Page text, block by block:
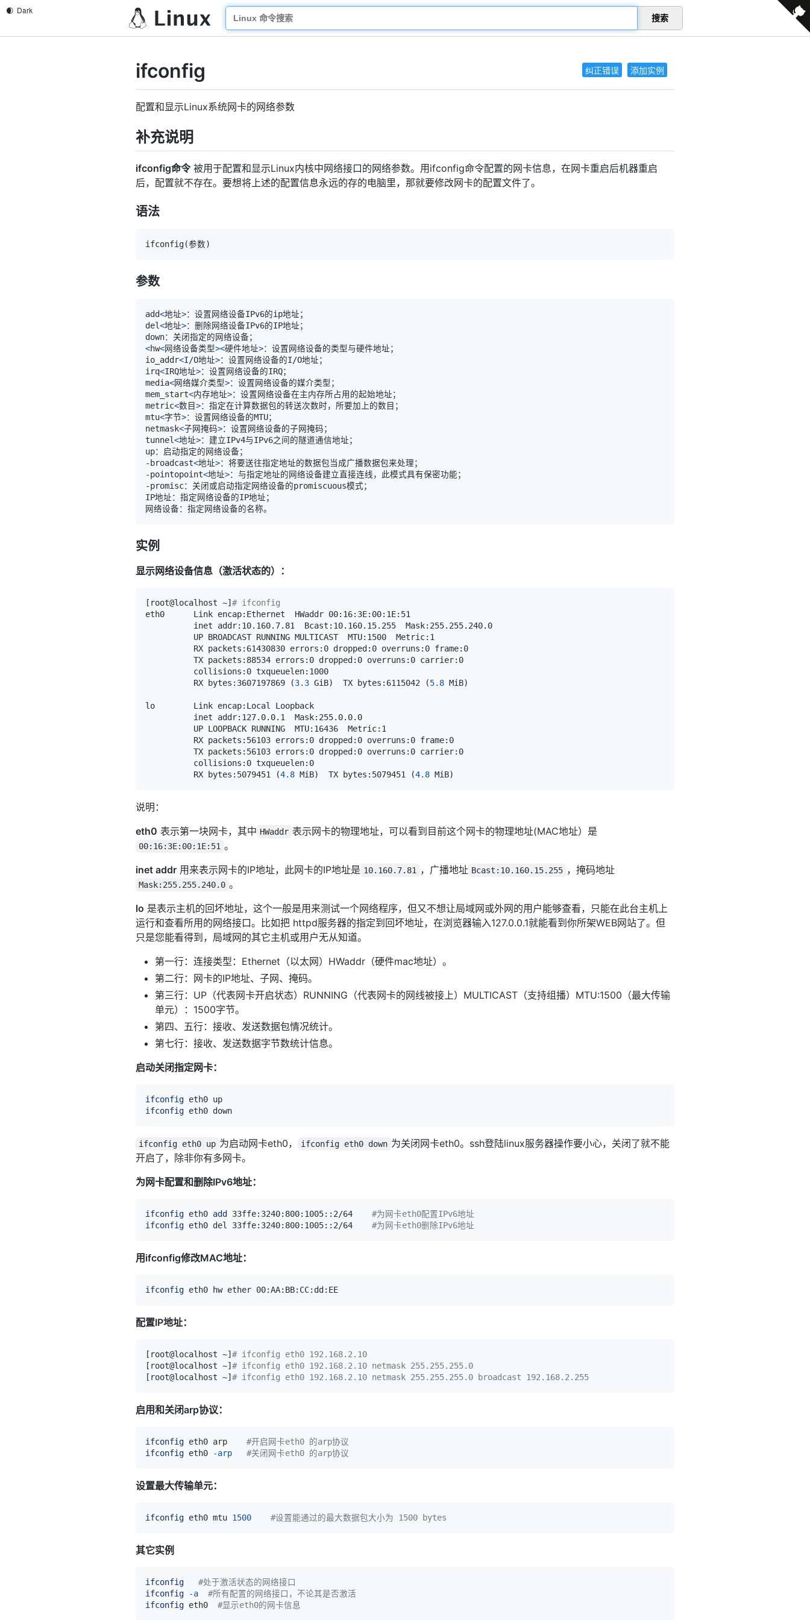
搜索
纠正错误 添加实例
ifconfig
配置和显示Linux系统网卡的网络参数
补充说明
ifconfig命令被用于配置和显示Linux内核中网络接口的网络参数。用ifconfig命令配置的网卡信息，在网卡重启后机器重启
后，配置就不存在。要想将上述的配置信息永远的存的电脑里，那就要修改网卡的配置文件了。
语法
ifconfig(参数)
参数
add<地址>
del<地址>
<hw<网络设备类型><硬件地址>
io_addr<I/O地址>
irq<IRQ地址>
media<网络媒介类型>
mem_start<内存地址>
metric<数目>
mtu<字节>
netmask<子网掩码>
tunnel<地址>
-broadcast<地址>
-pointopoint<地址>
实例
显示网络设备信息（激活状态的）：
[ root@localhost ~] # ifconfig
          RX bytes:3607197869
(3.3 GiB)
  TX bytes:6115042
(5.8 MiB)
          RX bytes:5079451
(4.8 MiB)
  TX bytes:5079451
(4.8 MiB)
说明：
eth0 表示第一块网卡，其中 HWaddr 表示网卡的物理地址，可以看到目前这个网卡的物理地址(MAC地址）是
00:16:3E:00:1E:51 。
inet addr 用来表示网卡的IP地址，此网卡的IP地址是 10.160.7.81 ，广播地址 Bcast:10.160.15.255 ，掩码地址
Mask:255.255.240.0 。
lo 是表示主机的回坏地址，这个一般是用来测试一个网络程序，但又不想让局域网或外网的用户能够查看，只能在此台主机上
运行和查看所用的网络接口。比如把 httpd服务器的指定到回坏地址，在浏览器输入127.0.0.1就能看到你所架WEB网站了。但
只是您能看得到，局域网的其它主机或用户无从知道。
第一行：连接类型：Ethernet（以太网）HWaddr（硬件mac地址）。
第二行：网卡的IP地址、子网、掩码。
第三行：UP（代表网卡开启状态）RUNNING（代表网卡的网线被接上）MULTICAST（支持组播）MTU:1500（最大传输
单元）：1500字节。
第四、五行：接收、发送数据包情况统计。
第七行：接收、发送数据字节数统计信息。
启动关闭指定网卡：
ifconfig
ifconfig
ifconfig eth0 up 为启动网卡eth0， ifconfig eth0 down 为关闭网卡eth0。ssh登陆linux服务器操作要小心，关闭了就不能
开启了，除非你有多网卡。
为网卡配置和删除IPv6地址：
ifconfig eth0 add 33ffe:3240:800:1005::2/64 #为网卡eth0配置IPv6地址
ifconfig eth0 del 33ffe:3240:800:1005::2/64 #为网卡eth0删除IPv6地址
用ifconfig修改MAC地址：
ifconfig
配置IP地址：
[ root@localhost ~] # ifconfig eth0 192.168.2.10
[ root@localhost ~] # ifconfig eth0 192.168.2.10 netmask 255.255.255.0
[ root@localhost ~] # ifconfig eth0 192.168.2.10 netmask 255.255.255.0 broadcast 192.168.2.255
启用和关闭arp协议：
ifconfig eth0 arp #开启网卡eth0 的arp协议
ifconfig eth0 -arp #关闭网卡eth0 的arp协议
设置最大传输单元：
ifconfig eth0 mtu 1500 #设置能通过的最大数据包大小为 1500 bytes
其它实例
ifconfig
#处于激活状态的网络接口
ifconfig
-a
#所有配置的网络接口，不论其是否激活
ifconfig eth0 #显示eth0的网卡信息